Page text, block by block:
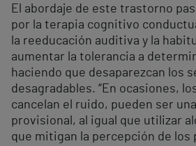
El abordaje de este trastorno
por la terapia cognitivo
la reeducación auditiva y la
aumentar la tolerancia a
haciendo que desaparezcan los
desagradables. “En ocasiones,
cancelan el ruido, pueden ser
provisional, al igual que utilizar
que mitigan la percepción de los